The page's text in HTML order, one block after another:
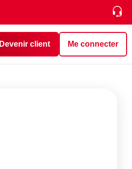
Devenir client Me connecter